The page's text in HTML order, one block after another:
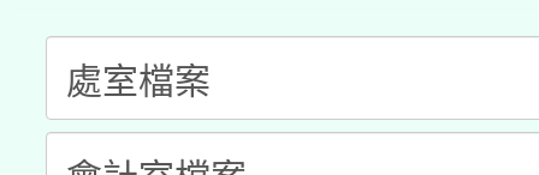
pilot」
有關大陸委員會函釋公
薪期間赴陸應申請許可
轉知經濟部水利署委託
業技術研究院辦理「
115年8月22日(星期六